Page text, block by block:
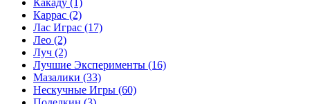
Какаду (1)
Каррас (2)
Лас Играс (17)
Лео (2)
Луч (2)
Лучшие Эксперименты (16)
Мазалики (33)
Нескучные Игры (60)